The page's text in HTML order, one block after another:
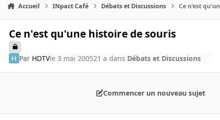
Accueil INpact Café Débats et Discussions Ce n'est
Ce n'est qu'une histoire de souris
Par HDTVle 3 mai 200521 a dans Débats et Discussions
Commencer un nouveau sujet